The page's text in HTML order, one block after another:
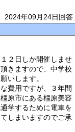
2024年09月24日回答
２日しか開催しませ
きますので、中学校
いします。
費用ですが、３年間
原市にある橿原美容
学するために電車を
しまいますのでご承